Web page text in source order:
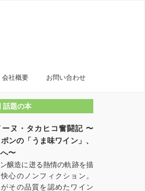
会社概要 お問い合わせ
話題の本
ーヌ・タカヒコ奮闘記 〜
ンの「うま味ワイン」、
〜
醸造に迸る熱情の軌跡を描
心のノンフィクション。
その品質を認めたワイン